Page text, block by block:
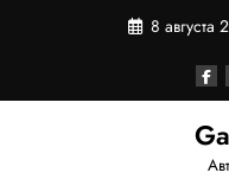
8 августа